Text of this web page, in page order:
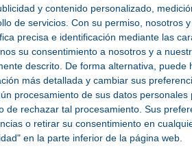
y contenido personalizado,
de servicios. Con su permiso, nosotros
precisa e identificación mediante las
su consentimiento a nosotros y a
descrito. De forma alternativa,
más detallada y cambiar sus
procesamiento de sus datos
de rechazar tal procesamiento. Sus
o retirar su consentimiento en
en la parte inferior de la página web.
Diccionario Técnico